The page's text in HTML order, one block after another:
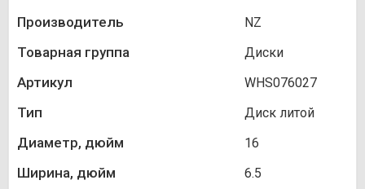
Производитель NZ
Товарная группа Диски
Артикул WHS076027
Тип Диск литой
Диаметр, дюйм 16
Ширина, дюйм 6.5